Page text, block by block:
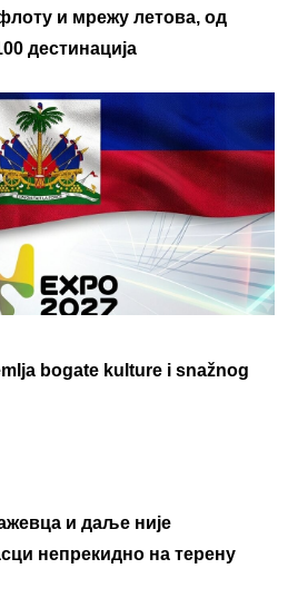
и мрежу летова, од
дестинација
bogate kulture i snažnog
и даље није
непрекидно на терену